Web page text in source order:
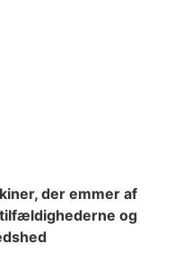
der emmer af
og